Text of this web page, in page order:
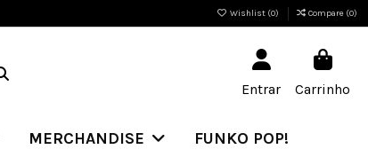
Wishlist (0) Compare (0)
Entrar Carrinho
MERCHANDISE
FUNKO POP!